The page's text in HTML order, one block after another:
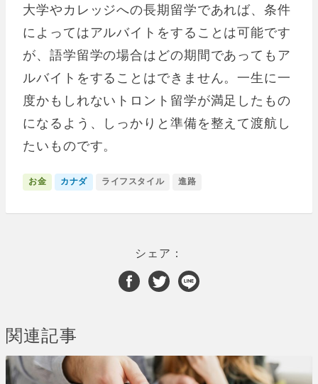
大学やカレッジへの長期留学であれば、条件
によってはアルバイトをすることは可能です
が、語学留学の場合はどの期間であってもア
ルバイトをすることはできません。一生に一
度かもしれないトロント留学が満足したもの
になるよう、しっかりと準備を整えて渡航し
たいものです。
お金 カナダ ライフスタイル 進路
シェア：
関連記事